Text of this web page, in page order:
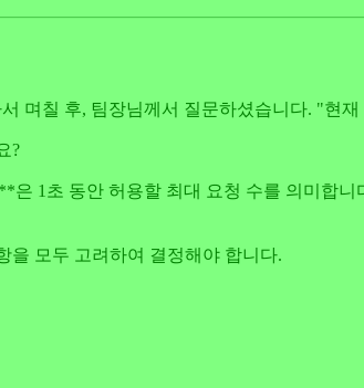
며칠 후, 팀장님께서 질문하셨습니다. "현
?
은 1초 동안 허용할 최대 요청 수를 의미
을 모두 고려하여 결정해야 합니다.